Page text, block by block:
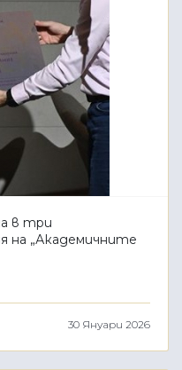
в три
на „Академичните
30 Януари 2026